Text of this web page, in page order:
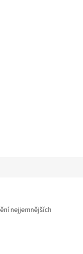
nejjemnějších